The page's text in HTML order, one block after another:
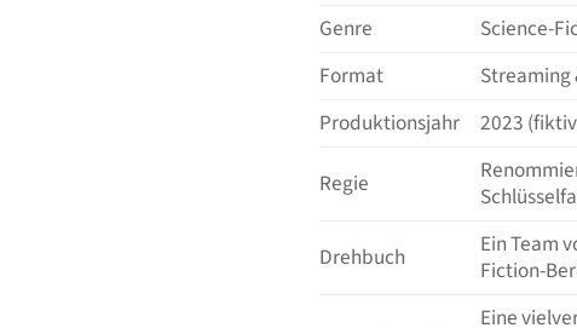
Genre
Science-
Format
Produktionsjahr
2023
Regie
Drehbuch
Ein Team
Fiction-
Eine